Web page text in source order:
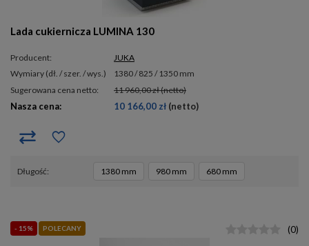
Lada cukiernicza LUMINA 130
Producent:
JUKA
wymiary (dł. / szer. / wys.)
1380 / 825 / 1350 mm
Sugerowana cena netto:
11 960,00 zł(netto)
Nasza cena: 10 166,00 zł (netto)
długość 1380 mm 980 mm 680 mm
- 15% POLECANY (0)